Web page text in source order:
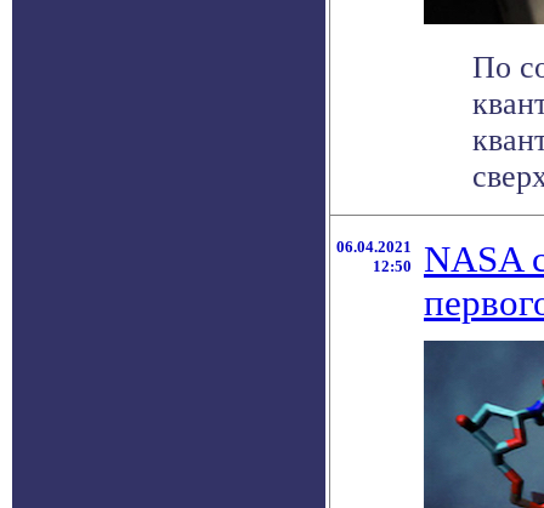
По
06.04.2021
12:50
NASA